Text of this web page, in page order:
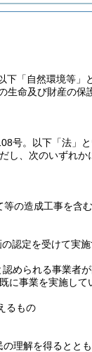
下「自然環境等」
生命及び財産の
号。以下「法」
し、次のいずれか
の造成工事を含
認定を受けて実
められる事業者
に事業を実施し
るもの
理解を得るとと